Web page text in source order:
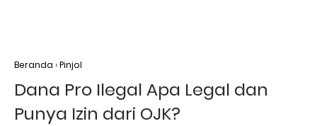
Beranda ›Pinjol
Dana Pro Ilegal Apa Legal dan
Punya Izin dari OJK?